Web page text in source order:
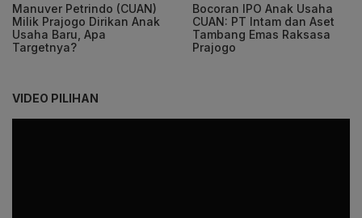
Manuver Petrindo (CUAN)
Milik Prajogo Dirikan Anak
Usaha Baru, Apa
Targetnya?
Bocoran IPO Anak Usaha
CUAN: PT Intam dan Aset
Tambang Emas Raksasa
Prajogo
VIDEO PILIHAN